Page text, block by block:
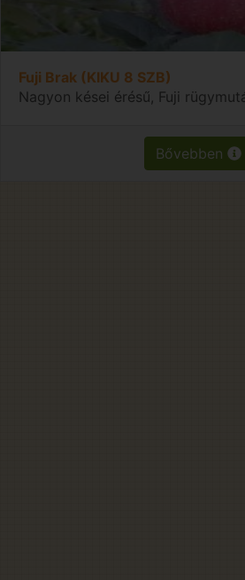
Fuji Brak (KIKU 8 SZB)
Nagyon kései érésű, Fuji
Bővebben